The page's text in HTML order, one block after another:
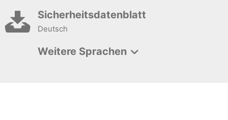
Sicherheitsdatenblatt
Deutsch
Weitere Sprachen